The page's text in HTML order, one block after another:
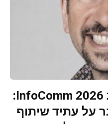
מיקרוסופט על במת InfoComm 2026:
על עתיד שיתוף